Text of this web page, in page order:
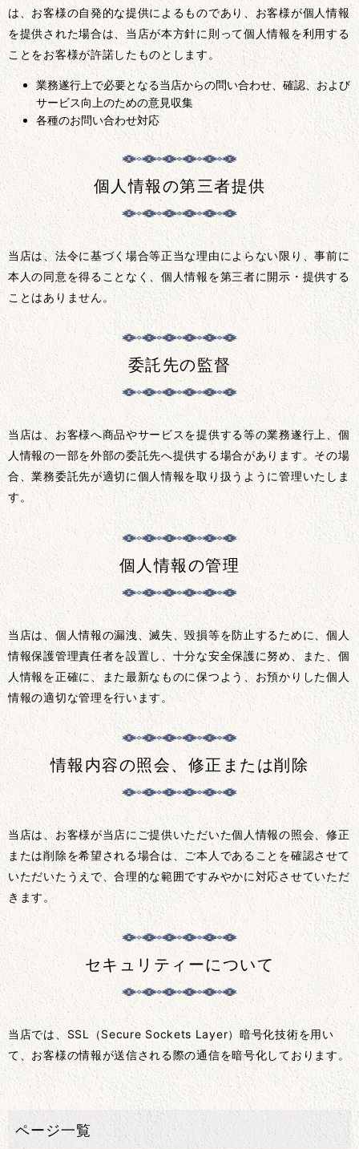
は、お客様の自発的な提供によるものであり、お客様が個人情報
を提供された場合は、当店が本方針に則って個人情報を利用する
ことをお客様が許諾したものとします。
業務遂行上で必要となる当店からの問い合わせ、確認、および
サービス向上のための意見収集
各種のお問い合わせ対応
個人情報の第三者提供
当店は、法令に基づく場合等正当な理由によらない限り、事前に
本人の同意を得ることなく、個人情報を第三者に開示・提供する
ことはありません。
委託先の監督
当店は、お客様へ商品やサービスを提供する等の業務遂行上、個
人情報の一部を外部の委託先へ提供する場合があります。その場
合、業務委託先が適切に個人情報を取り扱うように管理いたしま
す。
個人情報の管理
当店は、個人情報の漏洩、滅失、毀損等を防止するために、個人
情報保護管理責任者を設置し、十分な安全保護に努め、また、個
人情報を正確に、また最新なものに保つよう、お預かりした個人
情報の適切な管理を行います。
情報内容の照会、修正または削除
当店は、お客様が当店にご提供いただいた個人情報の照会、修正
または削除を希望される場合は、ご本人であることを確認させて
いただいたうえで、合理的な範囲ですみやかに対応させていただ
きます。
セキュリティーについて
当店では、SSL（Secure Sockets Layer）暗号化技術を用い
て、お客様の情報が送信される際の通信を暗号化しております。